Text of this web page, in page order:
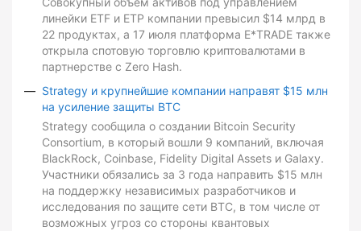
линейки ETF и ETP компании превысил $14 млрд в
22 продуктах, а 17 июля платформа E*TRADE также
открыла спотовую торговлю криптовалютами в
партнерстве с Zero Hash.
Strategy и крупнейшие компании направят $15 млн
на усиление защиты BTC
Strategy сообщила о создании Bitcoin Security
Consortium, в который вошли 9 компаний, включая
BlackRock, Coinbase, Fidelity Digital Assets и Galaxy.
Участники обязались за 3 года направить $15 млн
на поддержку независимых разработчиков и
исследования по защите сети BTC, в том числе от
возможных угроз со стороны квантовых